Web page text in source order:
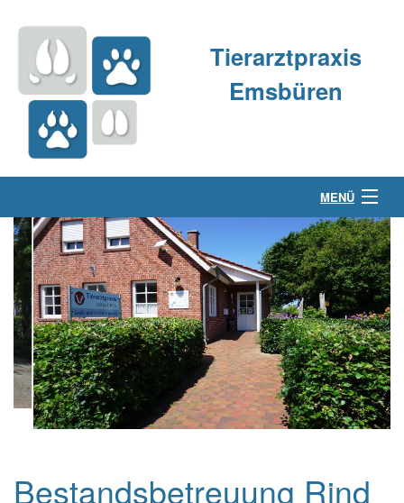
Tierarztpraxis
Emsbüren
MENÜ
Über uns
Kleintierpraxis
Großtierpraxis
Kontakt & Anfahrt
Bestandsbetreuung Rind